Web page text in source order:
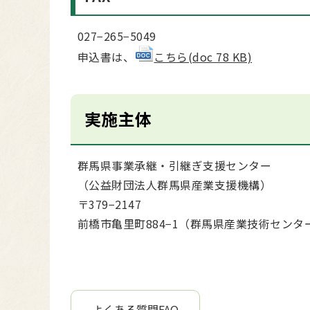
027−265−5049
申込書は、
こちら(doc 78 KB)
実施主体
群馬県事業承継・引継ぎ支援センター
（公益財団法人群馬県産業支援機構）
〒379−2147
前橋市亀里町884−1（群馬県産業技術センタ